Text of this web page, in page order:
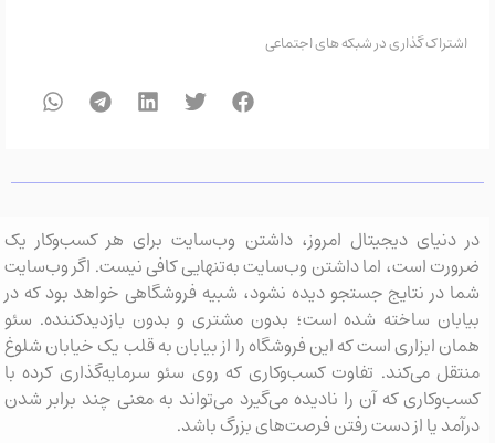
اشتراک گذاری در شبکه های اجتماعی
در دنیای دیجیتال امروز، داشتن وب‌سایت برای هر کسب‌وکار یک
ضرورت است، اما داشتن وب‌سایت به‌تنهایی کافی نیست. اگر وب‌سایت
شما در نتایج جستجو دیده نشود، شبیه فروشگاهی خواهد بود که در
بیابان ساخته شده است؛ بدون مشتری و بدون بازدیدکننده. سئو
همان ابزاری است که این فروشگاه را از بیابان به قلب یک خیابان شلوغ
منتقل می‌کند. تفاوت کسب‌وکاری که روی سئو سرمایه‌گذاری کرده با
کسب‌وکاری که آن را نادیده می‌گیرد می‌تواند به معنی چند برابر شدن
درآمد یا از دست رفتن فرصت‌های بزرگ باشد.